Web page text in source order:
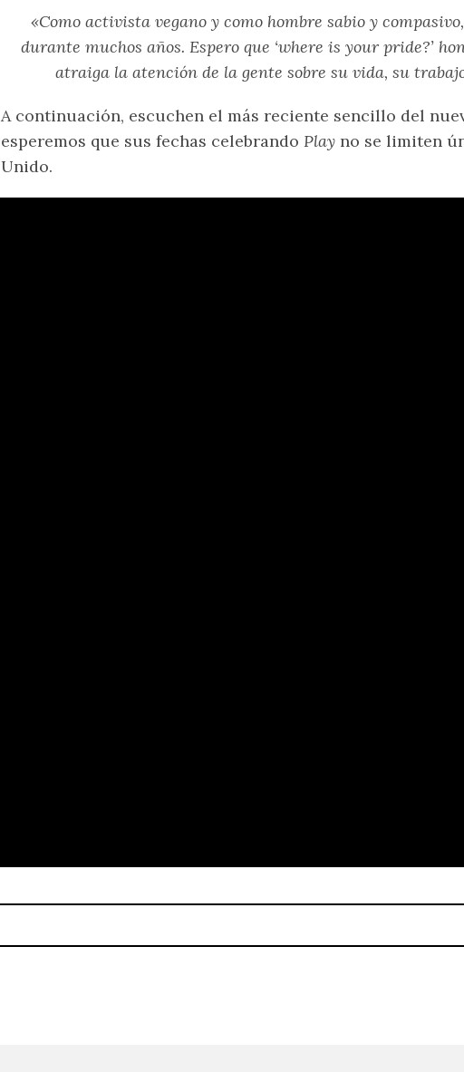
«Como activista vegano y como hombre sabio y
durante muchos años. Espero que ‘where is your pride?’
atraiga la atención de la gente sobre su vida, su
A continuación, escuchen el más reciente sencillo del
esperemos que sus fechas celebrando Play no se limiten
Unido.